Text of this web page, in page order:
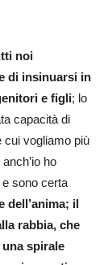
noi
di insinuarsi in
e figli; lo
capacità di
cui vogliamo più
ho
sono certa
dell’anima; il
rabbia, che
una spirale